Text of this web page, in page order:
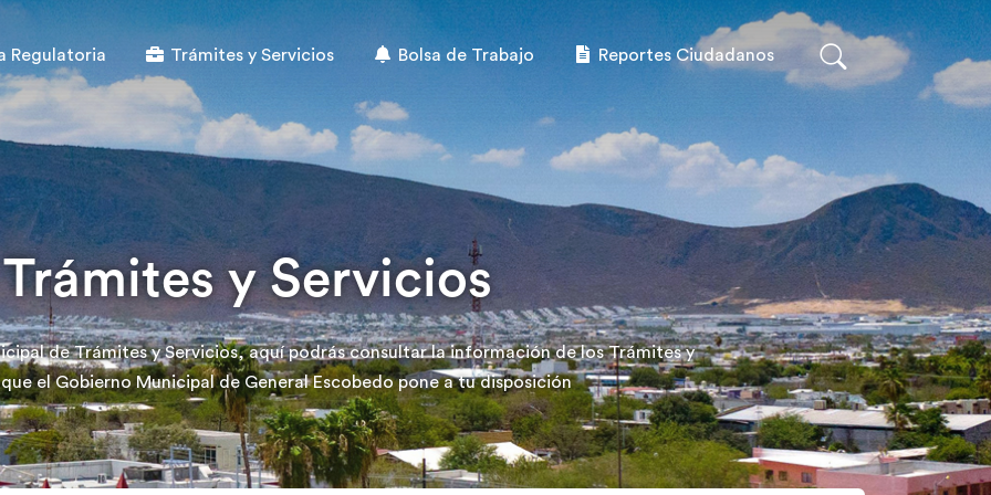
Regulatoria Trámites y Servicios Bolsa de Trabajo Reportes Ciudadanos
Trámites y Servicios
de Trámites y Servicios, aquí podrás consultar la información de los Trámites y
el Gobierno Municipal de General Escobedo pone a tu disposición